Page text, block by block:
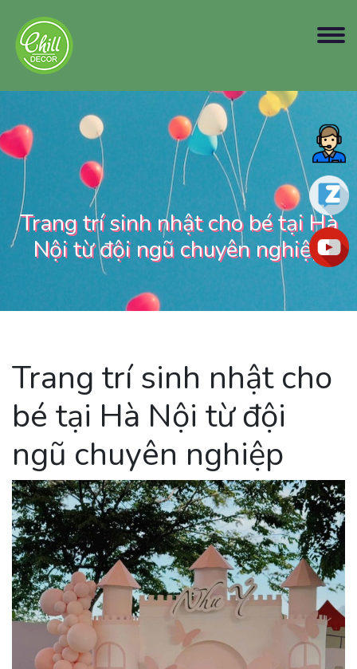
Trang trí sinh nhật cho bé tại Hà
Nội từ đội ngũ chuyên nghiệp
Trang trí sinh nhật cho
bé tại Hà Nội từ đội
ngũ chuyên nghiệp